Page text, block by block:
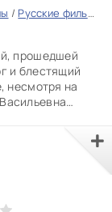
/ Русские фильмы 2026
прошедшей
и блестящий
несмотря на